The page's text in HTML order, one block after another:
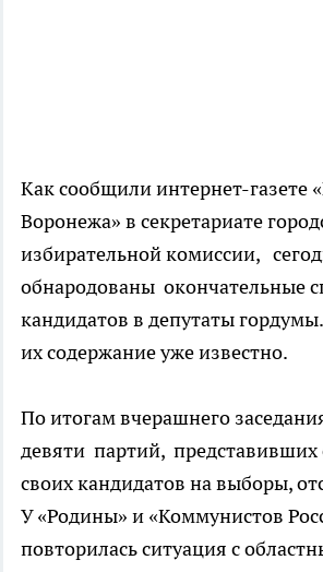
Как сообщили интернет-газете
Воронежа» в секретариате
избирательной комиссии,
обнародованы окончательные
кандидатов в депутаты
их содержание уже известно.
По итогам вчерашнего
девяти партий, представивших
своих кандидатов на выборы,
У «Родины» и «Коммунистов
повторилась ситуация с